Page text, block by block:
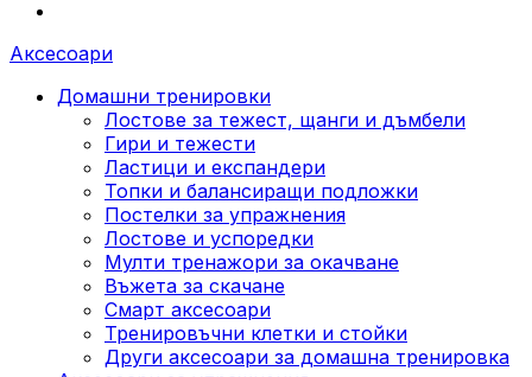
Аксесоари
Домашни тренировки
Лостове за тежест, щанги и дъмбели
Гири и тежести
Ластици и експандери
Топки и балансиращи подложки
Постелки за упражнения
Лостове и успоредки
Мулти тренажори за окачване
Въжета за скачане
Смарт аксесоари
Тренировъчни клетки и стойки
Други аксесоари за домашна тренировка